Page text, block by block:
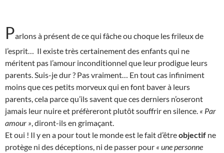
Parlons à présent de ce qui fâche ou choque les frileux de
l’esprit… Il existe très certainement des enfants qui ne
méritent pas l’amour inconditionnel que leur prodigue leurs
parents. Suis-je dur ? Pas vraiment… En tout cas infiniment
moins que ces petits morveux qui en font baver à leurs
parents, cela parce qu’ils savent que ces derniers n’oseront
jamais leur nuire et préfèreront plutôt souffrir en silence. « Par
amour » , diront-ils en grimaçant.
Et oui ! Il y en a pour tout le monde est le fait d’êtreobjectif ne
protège ni des déceptions, ni de passer pour « une personne